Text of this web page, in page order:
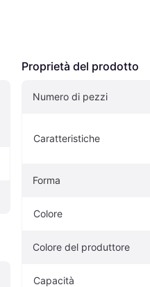
Proprietà del prodotto
Numero di pezzi
Caratteristiche
Forma
Colore
Colore del produttore
Capacità